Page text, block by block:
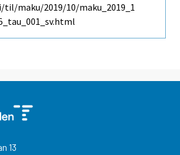
maku/2019/10/maku_2019_1
13